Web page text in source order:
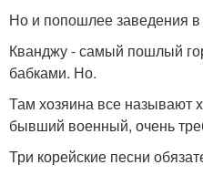
Но и попошлее заведения в
Кванджу - самый пошлый
бабками. Но.
Там хозяина все называют
бывший военный, очень
Три корейские песни